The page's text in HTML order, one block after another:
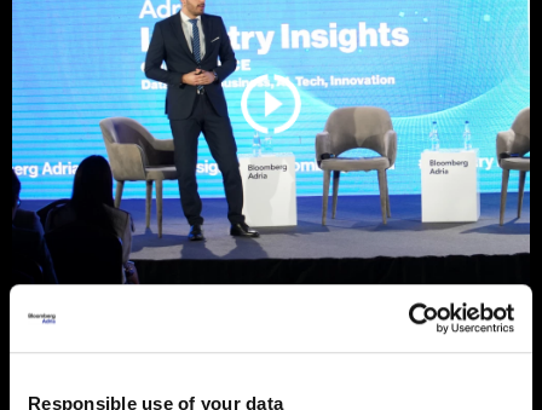
Responsible use of your data
Sezona rezultata u fokusu: Končar
predvodi regiju
Kao zvijezda kvartala ponovno se istaknuo Končar, koji je